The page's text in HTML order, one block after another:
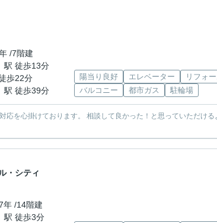
/7階建
駅 徒歩13分
歩22分
駅 徒歩39分
陽当り良好 エレベーター
リフォ
バルコニー
都市ガス 駐輪場
を心掛けております。 相談して良かった！と思っていただける
・シティ
年 /14階建
駅 徒歩3分